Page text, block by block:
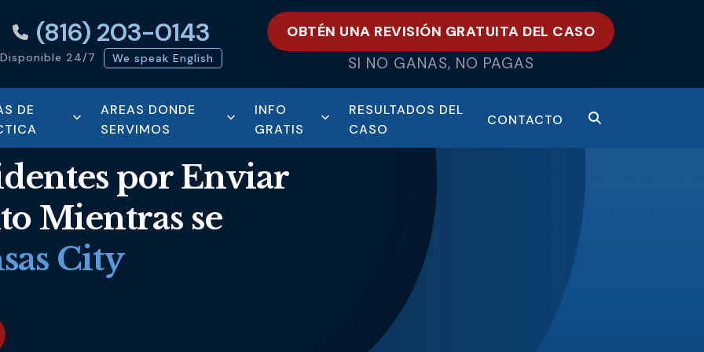
(816) 203-0143
Disponible 24/7 We speak English
OBTÉN UNA REVISIÓN GRATUITA DEL CASO
SI NO GANAS, NO PAGAS
DE
AREAS DONDE
SERVIMOS
INFO
GRATIS
RESULTADOS DEL
CASO
CONTACTO
por Enviar
Mientras se
City